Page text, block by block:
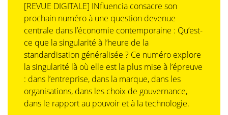
[REVUE DIGITALE] INfluencia consacre son
prochain numéro à une question devenue
centrale dans l’économie contemporaine : Qu’est-
ce que la singularité à l’heure de la
standardisation généralisée ? Ce numéro explore
la singularité là où elle est la plus mise à l’épreuve
: dans l’entreprise, dans la marque, dans les
organisations, dans les choix de gouvernance,
dans le rapport au pouvoir et à la technologie.